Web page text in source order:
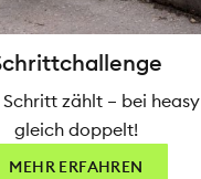
zählt – bei heasy
gleich doppelt!
MEHR ERFAHREN